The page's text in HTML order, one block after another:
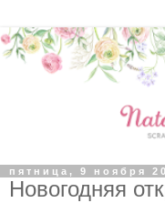
пятница, 9 ноября
Новогодняя